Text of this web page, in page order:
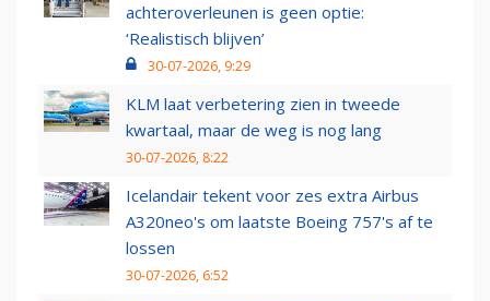
achteroverleunen is geen optie:
‘Realistisch blijven’
30-07-2026, 9:29
KLM laat verbetering zien in tweede
kwartaal, maar de weg is nog lang
30-07-2026, 8:22
Icelandair tekent voor zes extra Airbus
A320neo's om laatste Boeing 757's af te
lossen
30-07-2026, 6:52